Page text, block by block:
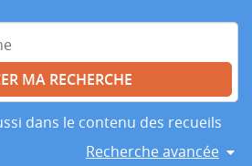
dans le contenu des recueils
Recherche avancée